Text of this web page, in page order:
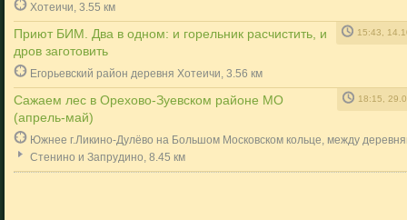
Хотеичи, 3.55 км
Приют БИМ. Два в одном: и горельник расчистить, и
дров заготовить
15:43,
Егорьевский район деревня Хотеичи, 3.56 км
Сажаем лес в Орехово-Зуевском районе МО
(апрель-май)
18:15,
Южнее г.Ликино-Дулёво на Большом Московском кольце, между
Стенино и Запрудино, 8.45 км